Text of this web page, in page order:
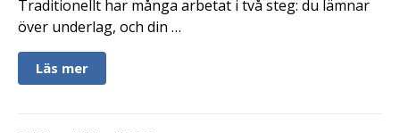
Traditionellt har många arbetat i två steg: du lämnar
över underlag, och din …
Läs mer